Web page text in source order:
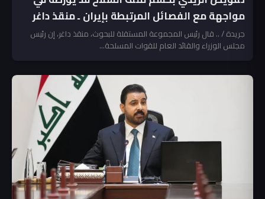
مواجهة مع الفصائل المرتبطة بإيران ـ منقذ داغر
جريدة / .. قال رئيس المجموعة المستقلة للبحوث، منقذ داغر، إن رئيس
مجلس الوزراء والقائد العام للقوات المسلحة...